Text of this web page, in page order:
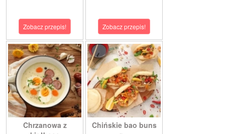
Zobacz przepis! Zobacz przepis!
Chrzanowa z
Chińskie bao buns